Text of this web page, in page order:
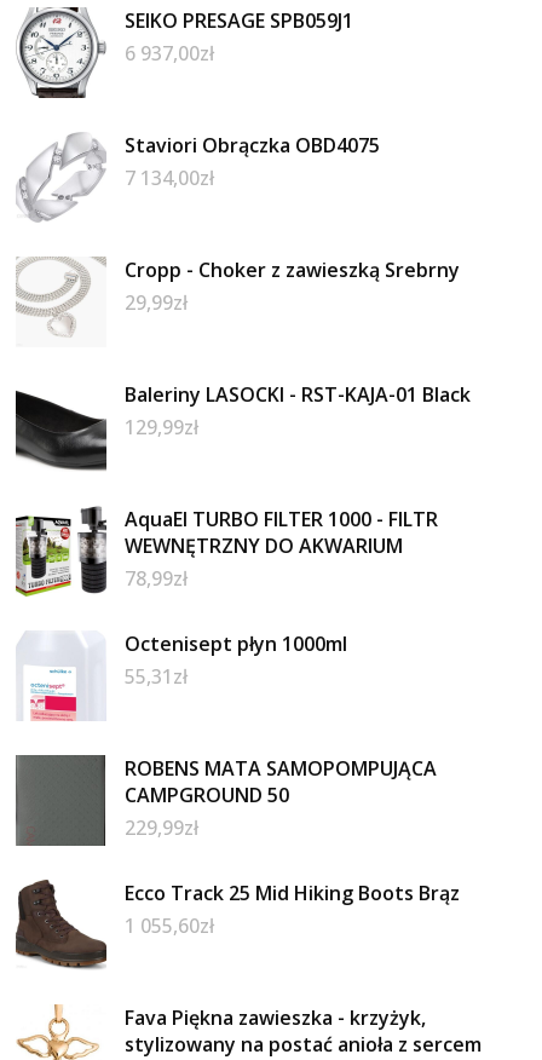
SEIKO PRESAGE SPB059J1
6 937,00zł
Staviori Obrączka OBD4075
7 134,00zł
Cropp - Choker z zawieszką Srebrny
29,99zł
Baleriny LASOCKI - RST-KAJA-01 Black
129,99zł
AquaEl TURBO FILTER 1000 - FILTR
WEWNĘTRZNY DO AKWARIUM
78,99zł
Octenisept płyn 1000ml
55,31zł
ROBENS MATA SAMOPOMPUJĄCA
CAMPGROUND 50
229,99zł
Ecco Track 25 Mid Hiking Boots Brąz
1 055,60zł
Fava Piękna zawieszka - krzyżyk,
stylizowany na postać anioła z sercem